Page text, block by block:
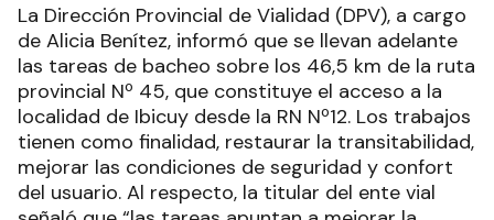
La Dirección Provincial de Vialidad (DPV), a cargo
de Alicia Benítez, informó que se llevan adelante
las tareas de bacheo sobre los 46,5 km de la ruta
provincial Nº 45, que constituye el acceso a la
localidad de Ibicuy desde la RN Nº12. Los trabajos
tienen como finalidad, restaurar la transitabilidad,
mejorar las condiciones de seguridad y confort
del usuario. Al respecto, la titular del ente vial